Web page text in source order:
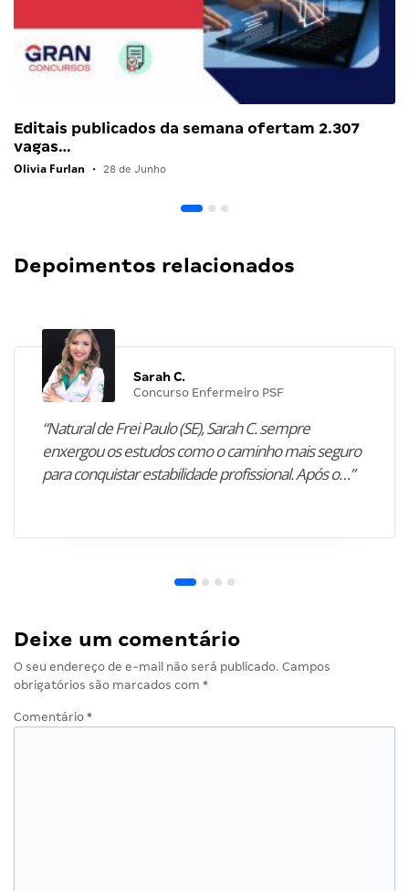
Editais publicados da semana ofertam 2.307
vagas…
Olivia Furlan • 28 de Junho
Depoimentos relacionados
Sarah C.
Concurso Enfermeiro PSF
“Natural de Frei Paulo (SE), Sarah C. sempre
enxergou os estudos como o caminho mais seguro
para conquistar estabilidade profissional. Após o…”
Deixe um comentário
O seu endereço de e-mail não será publicado. Campos
obrigatórios são marcados com *
Comentário *